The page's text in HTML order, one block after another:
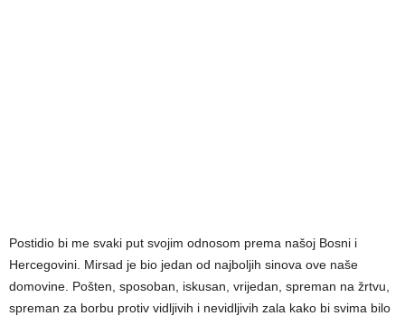
Postidio bi me svaki put svojim odnosom prema našoj Bosni i
Hercegovini. Mirsad je bio jedan od najboljih sinova ove naše
domovine. Pošten, sposoban, iskusan, vrijedan, spreman na žrtvu,
spreman za borbu protiv vidljivih i nevidljivih zala kako bi svima bilo